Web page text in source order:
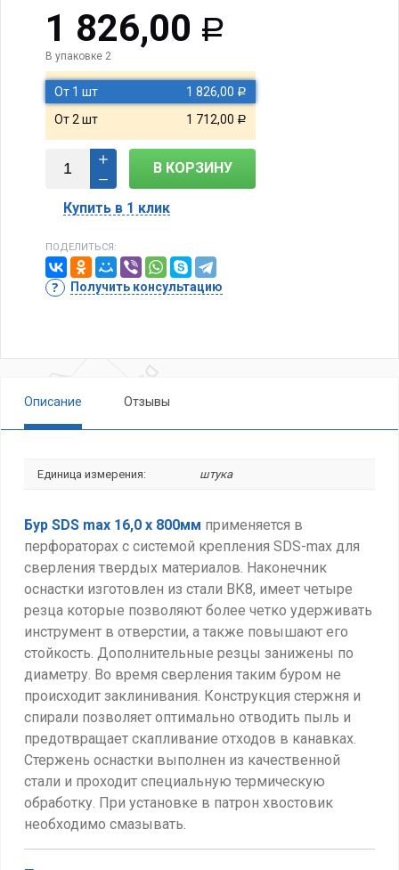
1 826,00 Р
В упаковке 2
От 1 шт 1 826,00 Р
От 2 шт 1 712,00 Р
В КОРЗИНУ
Купить в 1 клик
ПОДЕЛИТЬСЯ:
Получить консультацию
Описание Отзывы
Единица измерения: штука
Бур SDS max 16,0 х 800мм применяется в
перфораторах с системой крепления SDS-max для
сверления твердых материалов. Наконечник
оснастки изготовлен из стали ВК8, имеет четыре
резца которые позволяют более четко удерживать
инструмент в отверстии, а также повышают его
стойкость. Дополнительные резцы занижены по
диаметру. Во время сверления таким буром не
происходит заклинивания. Конструкция стержня и
спирали позволяет оптимально отводить пыль и
предотвращает скапливание отходов в канавках.
Стержень оснастки выполнен из качественной
стали и проходит специальную термическую
обработку. При установке в патрон хвостовик
необходимо смазывать.